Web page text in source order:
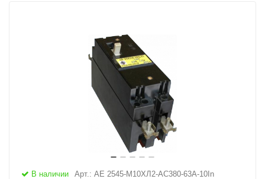
В наличии Арт.: АЕ 2545-М10ХЛ2-AC380-63А-10In